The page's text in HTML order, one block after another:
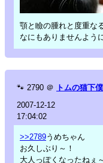
顎と瞼の腫れと度重な
なにもありませんよう
🐾 2790 ＠ トムの猫下僕
2007-12-12
17:04:02
>>2789うめちゃん
お久しぶり～！
大人っぽくなったねぇ